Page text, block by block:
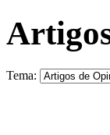
Tema: